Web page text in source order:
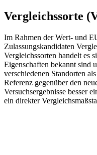
Vergleichssorte
Im Rahmen der Wert- und
Zulassungskandidaten
Vergleichssorten handelt es
Eigenschaften bekannt sind
verschiedenen Standorten
Referenz gegenüber den
Versuchsergebnisse besser
ein direkter